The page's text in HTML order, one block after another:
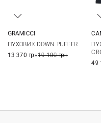
GRAMICCI
ПУХОВИК DOWN PUFFER
13 370 грн19 100 грн
49